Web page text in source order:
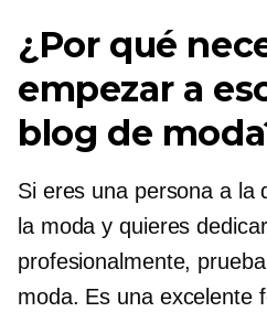
¿Por qué
empezar a
blog de
Si eres una persona a la
la moda y quieres
profesionalmente,
moda. Es una excelente